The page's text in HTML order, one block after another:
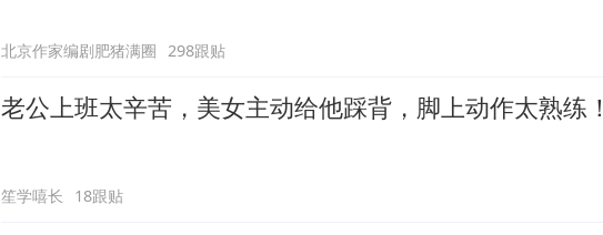
北京作家编剧肥猪满圈 298跟贴
老公上班太辛苦，美女主动给他踩背，脚上动作太熟练！
笙学嘻长 18跟贴